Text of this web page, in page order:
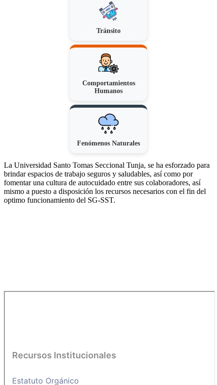
Tránsito
Comportamientos
Humanos
Fenómenos Naturales
La Universidad Santo Tomas Seccional Tunja, se ha esforzado para
brindar espacios de trabajo seguros y saludables, así como por
fomentar una cultura de autocuidado entre sus colaboradores, así
mismo a puesto a disposición los recursos necesarios con el fin del
optimo funcionamiento del SG-SST.